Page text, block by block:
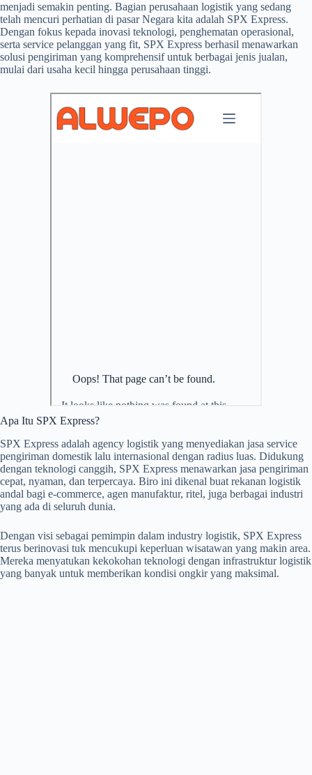
menjadi semakin penting. Bagian perusahaan logistik yang sedang
telah mencuri perhatian di pasar Negara kita adalah SPX Express.
Dengan fokus kepada inovasi teknologi, penghematan operasional,
serta service pelanggan yang fit, SPX Express berhasil menawarkan
solusi pengiriman yang komprehensif untuk berbagai jenis jualan,
mulai dari usaha kecil hingga perusahaan tinggi.
Apa Itu SPX Express?
SPX Express adalah agency logistik yang menyediakan jasa service
pengiriman domestik lalu internasional dengan radius luas. Didukung
dengan teknologi canggih, SPX Express menawarkan jasa pengiriman
cepat, nyaman, dan terpercaya. Biro ini dikenal buat rekanan logistik
andal bagi e-commerce, agen manufaktur, ritel, juga berbagai industri
yang ada di seluruh dunia.
Dengan visi sebagai pemimpin dalam industry logistik, SPX Express
terus berinovasi tuk mencukupi keperluan wisatawan yang makin area.
Mereka menyatukan kekokohan teknologi dengan infrastruktur logistik
yang banyak untuk memberikan kondisi ongkir yang maksimal.